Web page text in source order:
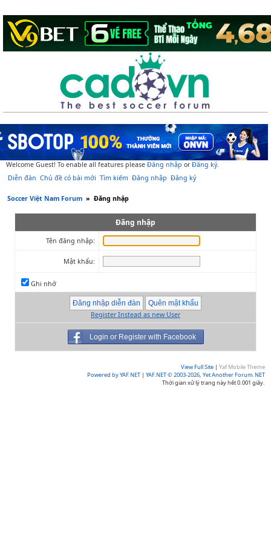
Welcome Guest! To enable all features please Đăng nhập orĐăng ký.
Diễn đàn Chủ đề có bài mới Tìm kiếm Đăng nhập Đăng ký
Soccer Việt Nam Forum » Đăng nhập
Đăng nhập
Tên đăng nhập:
Mật khẩu:
Ghi nhớ
Register Instead as new User
Login or Register with Facebook
View Full Site | Yaf Mobile Theme
Powered by YAF.NET | YAF.NET © 2003-2026, Yet Another Forum.NET
Thời gian xử lý trang này hết 0.001 giây.